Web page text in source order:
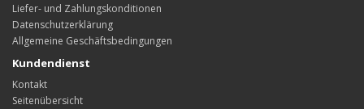
Liefer- und Zahlungskonditionen
Datenschutzerklärung
Allgemeine Geschäftsbedingungen
Kundendienst
Kontakt
Seitenübersicht